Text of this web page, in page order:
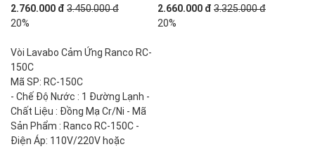
2.760.000 đ 3.450.000 đ
20%
2.660.000 đ 3.325.000 đ
20%
Vòi Lavabo Cảm Ứng Ranco RC-
150C
Mã SP: RC-150C
- Chế Độ Nước : 1 Đường Lạnh -
Chất Liệu : Đồng Mạ Cr/Ni - Mã
Sản Phẩm : Ranco RC-150C -
Điện Áp: 110V/220V hoặc